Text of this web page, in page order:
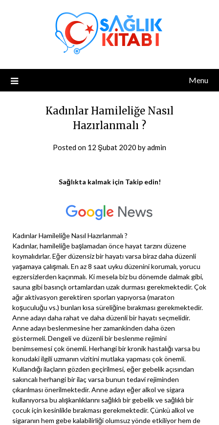
Menu
Kadınlar Hamileliğe Nasıl
Hazırlanmalı ?
Posted on 12 Şubat 2020 byadmin
Sağlıkta kalmak için Takip edin!
Kadınlar Hamileliğe Nasıl Hazırlanmalı ?
Kadınlar, hamileliğe başlamadan önce hayat tarzını düzene
koymalıdırlar. Eğer düzensiz bir hayatı varsa biraz daha düzenli
yaşamaya çalışmalı. En az 8 saat uyku düzenini korumalı, yorucu
egzersizlerden kaçınmalı. Ki mesela biz bu dönemde dalmak gibi,
sauna gibi basınçlı ortamlardan uzak durması gerekmektedir. Çok
ağır aktivasyon gerektiren sporları yapıyorsa (maraton
koşuculuğu vs.) bunları kısa süreliğine bırakması gerekmektedir.
Anne adayı daha rahat ve daha düzenli bir hayatı seçmelidir.
Anne adayı beslenmesine her zamankinden daha özen
göstermeli. Dengeli ve düzenli bir beslenme rejimini
benimsemesi çok önemli. Herhangi bir kronik hastalığı varsa bu
konudaki ilgili uzmanın vizitini mutlaka yapması çok önemli.
Kullandığı ilaçların gözden geçirilmesi, eğer gebelik açısından
sakıncalı herhangi bir ilaç varsa bunun tedavi rejiminden
çıkarılması önerilmektedir. Anne adayı eğer alkol ve sigara
kullanıyorsa bu alışkanlıklarını sağlıklı bir gebelik ve sağlıklı bir
çocuk için kesinlikle bırakması gerekmektedir. Çünkü alkol ve
sigaranın hem gebe kalabilirliği olumsuz yönde etkiliyor hem de